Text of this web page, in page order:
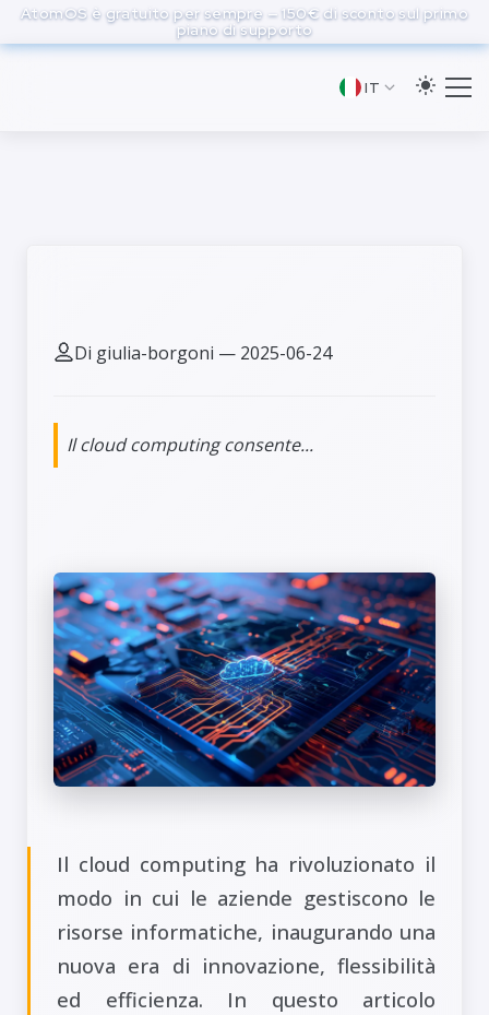
to
AtomOS è gratuito per sempre — 150€ di sconto sul primo
piano di supporto
IT
Di giulia-borgoni — 2025-06-24
Il cloud computing consente...
Il cloud computing ha rivoluzionato il
modo in cui le aziende gestiscono le
risorse informatiche, inaugurando una
nuova era di innovazione, flessibilità
ed efficienza. In questo articolo